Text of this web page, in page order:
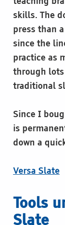
skills. The
press than
since the
practice as
through lots
traditional
Since I
is
down a
Versa Slate
Tools
Slate